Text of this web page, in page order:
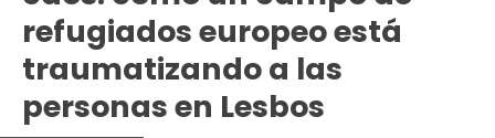
refugiados europeo está
traumatizando a las
personas en Lesbos